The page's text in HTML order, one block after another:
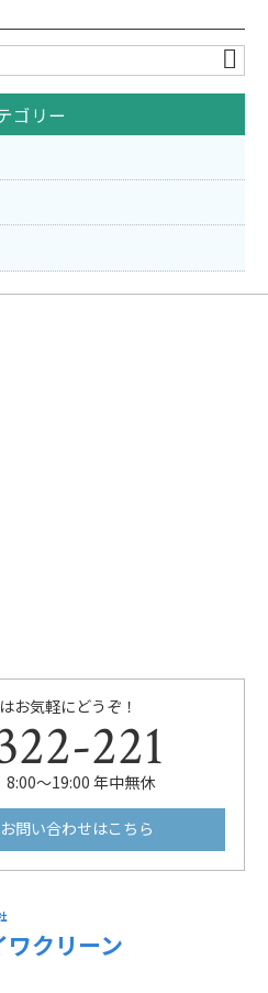
ゴリー
お気軽にどうぞ！
221
8:00～19:00 年中無休
問い合わせはこちら
ワクリーン